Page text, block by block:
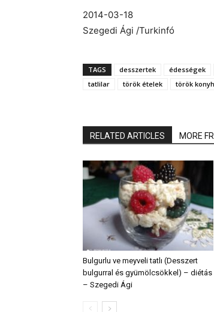
2014-03-18
Szegedi Ági /Turkinfó
TAGS desszertek édességek
tatlilar
török ételek török
RELATED ARTICLES MORE
Bulgurlu ve meyveli tatlı (Desszert
bulgurral és gyümölcsökkel) – diétás
– Szegedi Ági